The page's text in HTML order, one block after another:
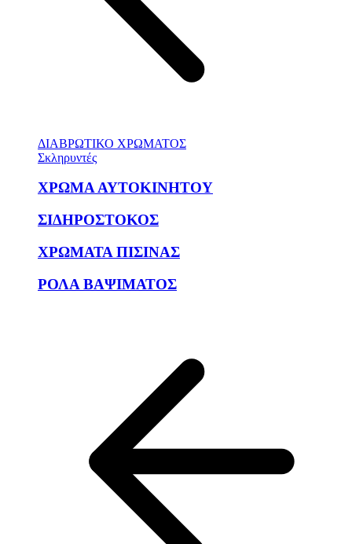
ΔΙΑΒΡΩΤΙΚΟ ΧΡΩΜΑΤΟΣ
Σκληρυντές
ΧΡΩΜΑ ΑΥΤΟΚΙΝΗΤΟΥ
ΣΙΔΗΡΟΣΤΟΚΟΣ
ΧΡΩΜΑΤΑ ΠΙΣΙΝΑΣ
ΡΟΛΑ ΒΑΨΙΜΑΤΟΣ